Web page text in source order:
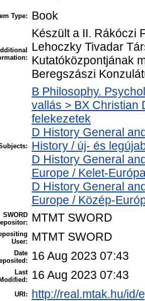
Type: Book
Készült a II. Rákóczi
Lehoczky Tivadar
Kutatóközpontjának
Beregszászi
B Philosophy.
vallás > BX Christian
felekezetek
D History General
History / új- és
D History General
Europe / Kelet-
D History General
Europe / Közép-
SWORD MTMT SWORD
User:
MTMT SWORD
Date 16 Aug 2023 07:43
Last 16 Aug 2023 07:43
URI: http://real.mtak.hu/id/